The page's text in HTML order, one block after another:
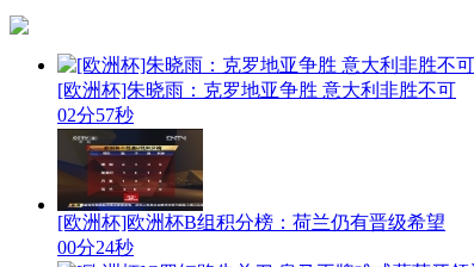
[欧洲杯]朱晓雨：克罗地亚争胜 意大利非胜不可
02分57秒
[欧洲杯]欧洲杯B组积分榜：荷兰仍有晋级希望
00分24秒